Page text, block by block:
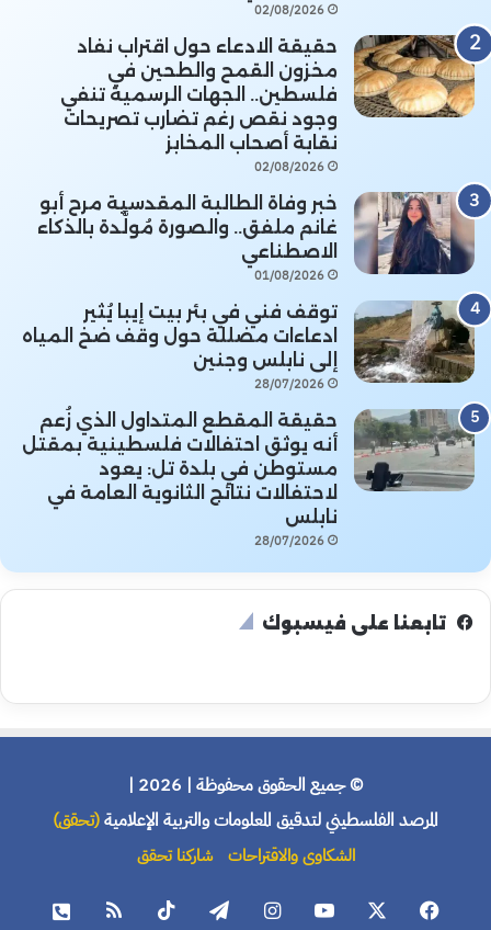
02/08/2026
حقيقة الادعاء حول اقتراب نفاد
مخزون القمح والطحين في
فلسطين.. الجهات الرسمية تنفي
وجود نقص رغم تضارب تصريحات
نقابة أصحاب المخابز
02/08/2026
خبر وفاة الطالبة المقدسية مرح أبو
غانم ملفق.. والصورة مُولَّدة بالذكاء
الاصطناعي
01/08/2026
توقف فني في بئر بيت إيبا يُثير
ادعاءات مضللة حول وقف ضخ المياه
إلى نابلس وجنين
28/07/2026
حقيقة المقطع المتداول الذي زُعم
أنه يوثق احتفالات فلسطينية بمقتل
مستوطن في بلدة تل: يعود
لاحتفالات نتائج الثانوية العامة في
نابلس
28/07/2026
تابعنا على فيسبوك
© جميع الحقوق محفوظة | 2026 |
المرصد الفلسطيني لتدقيق المعلومات والتربية الإعلامية(تحقق)
الشكاوى والاقتراحات شاركنا تحقق
فيسبوك يوتيوب انستقرام تيلقرام ‫TikTok ملخص